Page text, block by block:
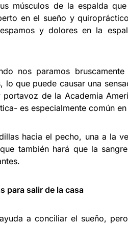
músculos de la espalda
en el sueño y
y dolores en la
nos paramos
que puede causar una
de la Academia
es especialmente común en
hacia el pecho, una a la
también hará que la
para salir de la casa
a conciliar el sueño,